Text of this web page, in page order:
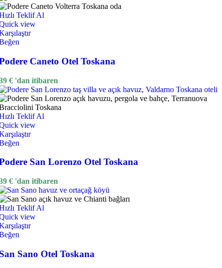
Teklif Al
view
Caneto Otel Toskana
€ 'dan itibaren
Teklif Al
view
San Lorenzo Otel Toskana
€ 'dan itibaren
Teklif Al
view
Sano Otel Toskana